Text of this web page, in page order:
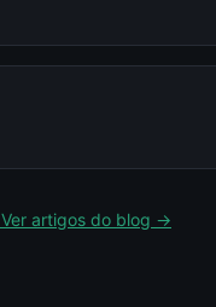
Ver artigos do blog →